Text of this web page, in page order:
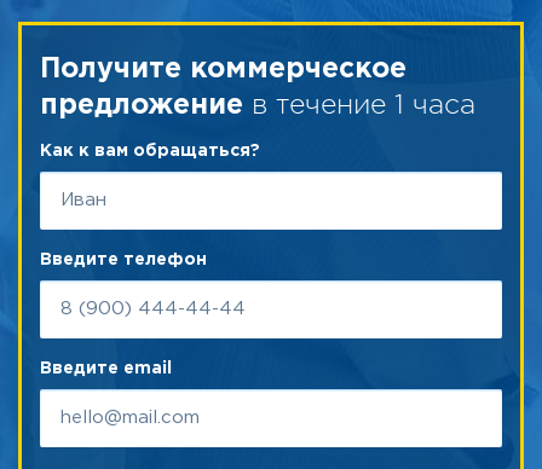
Получите коммерческое
предложение в течение 1 часа
Как к вам обращаться?
Введите телефон
Введите email